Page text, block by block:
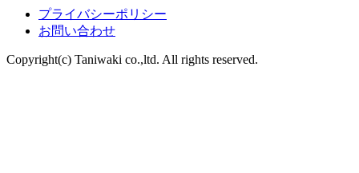
プライバシーポリシー
お問い合わせ
Copyright(c) Taniwaki co.,ltd. All rights reserved.